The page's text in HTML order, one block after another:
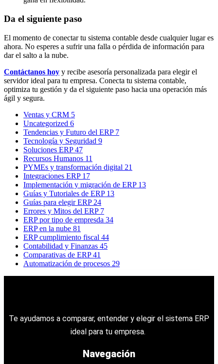
Da el siguiente paso
El momento de conectar tu sistema contable desde cualquier lugar es
ahora. No esperes a sufrir una falla o pérdida de información para
dar el salto a la nube.
Contáctanos hoy y recibe asesoría personalizada para elegir el
servidor ideal para tu empresa. Conecta tu sistema contable,
optimiza tu gestión y da el siguiente paso hacia una operación más
ágil y segura.
Ventas y CRM 5
Uncategorized 6
Tendencias y Futuro del ERP 7
Tecnología y Seguridad 9
Soluciones ERP47
Recursos Humanos 11
PYMEs y transformación digital 21
Integraciones ERP 17
Implementación y migración de ERP 13
Guías y Tutoriales de ERP 13
Guías para elegir ERP 24
Errores y Mitos del ERP 7
ERP por tipo de empresda 34
ERP en la nube 81
ERP cumplimiento fiscal 44
Contabilidad y Finanzas 45
Comparativas de ERP41
Automatización de procesos 29
Te ayudamos a comparar, entender y elegir el sistema ERP
ideal para tu empresa.
Navegación